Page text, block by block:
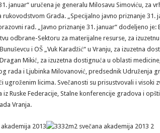
januar“ uručena je generalu Milosavu Simoviću, za
rukovodstvom Grada. „Specijalno javno priznanje
rad. „Javno priznanje 31. januar“ dodeljeno je:
odbrane-Sektoru za materijalne resurse, za
i OŠ „Vuk Karadžić“ u Vranju, za izuzetna
Mikić, za izuzetna dostignuća u oblasti
rada i Ljubinka Milovanović, predsednik Udruženja
ugroženim licima. Svečanosti su prisustvovali i visoki
Ruske Federacije, Stalne konferencije gradova i
Vranja.